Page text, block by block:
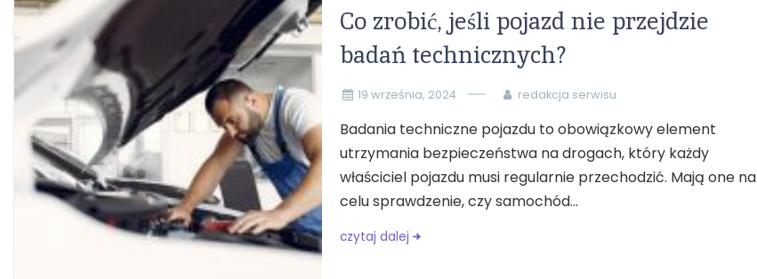
Co zrobić, jeśli pojazd nie przejdzie
badań technicznych?
19 września, 2024 redakcja serwisu
Badania techniczne pojazdu to obowiązkowy element
utrzymania bezpieczeństwa na drogach, który każdy
właściciel pojazdu musi regularnie przechodzić. Mają one na
celu sprawdzenie, czy samochód...
czytaj dalej